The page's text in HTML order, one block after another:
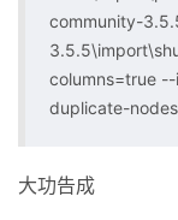
community-
columns=true
duplicate-
大功告成